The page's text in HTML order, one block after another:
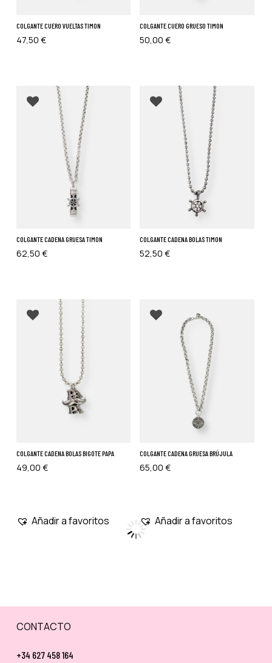
No hay productos en el carrito.
COLGANTE CUERO VUELTAS TIMON
47,50 €
Añadir a favoritos
COLGANTE CUERO GRUESO TIMON
50,00€
Añadir a favoritos
COLGANTE CADENA GRUESA TIMON
62,50 €
Añadir a favoritos
COLGANTE CADENA BOLAS TIMON
52,50€
Añadir a favoritos
COLGANTE CADENA BOLAS BIGOTE PAPA
49,00 €
Añadir a favoritos
COLGANTE CADENA GRUESA BRÚJULA
65,00€
Añadir a favoritos
CONTACTO
+34 627 458 164